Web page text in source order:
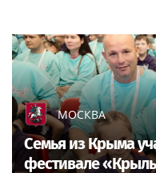
МОСКВА
Семья из Крыма
фестивале